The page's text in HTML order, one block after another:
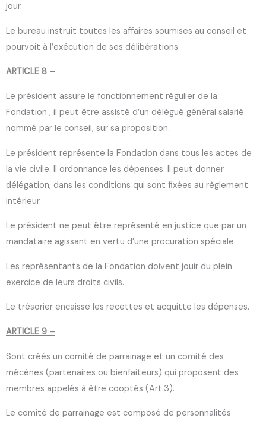
jour.
Le bureau instruit toutes les affaires soumises au conseil et
pourvoit à l’exécution de ses délibérations.
ARTICLE 8 –
Le président assure le fonctionnement régulier de la
Fondation ; il peut être assisté d’un délégué général salarié
nommé par le conseil, sur sa proposition.
Le président représente la Fondation dans tous les actes de
la vie civile. Il ordonnance les dépenses. Il peut donner
délégation, dans les conditions qui sont fixées au règlement
intérieur.
Le président ne peut être représenté en justice que par un
mandataire agissant en vertu d’une procuration spéciale.
Les représentants de la Fondation doivent jouir du plein
exercice de leurs droits civils.
Le trésorier encaisse les recettes et acquitte les dépenses.
ARTICLE 9 –
Sont créés un comité de parrainage et un comité des
mécènes (partenaires ou bienfaiteurs) qui proposent des
membres appelés à être cooptés (Art.3).
Le comité de parrainage est composé de personnalités